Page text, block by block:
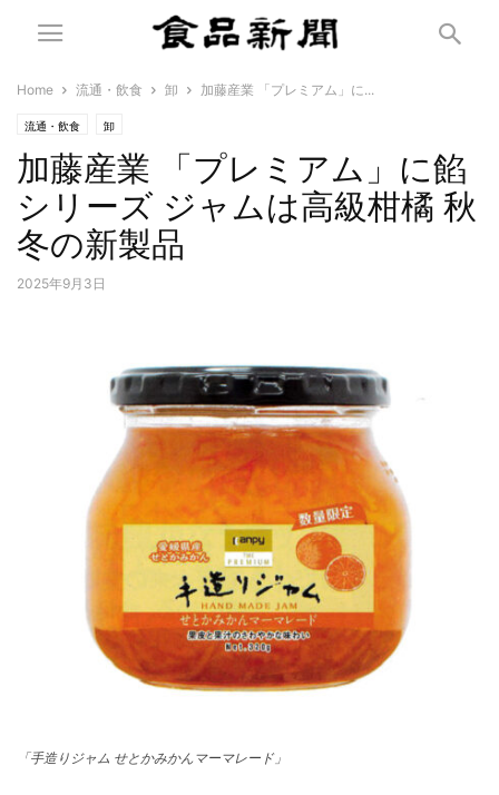
Home 流通・飲食 卸 加藤産業 「プレミアム」に...
流通・飲食 卸
加藤産業 「プレミアム」に餡
シリーズ ジャムは高級柑橘 秋
冬の新製品
2025年9月3日
「手造りジャム せとかみかんマーマレード」